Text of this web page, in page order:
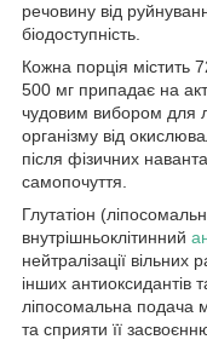
речовину від
біодоступність.
Кожна порція містить
500 мг припадає на
чудовим вибором для
організму від
після фізичних
самопочуття.
Глутатіон
внутрішньоклітинний
нейтралізації вільних
інших антиоксидантів
ліпосомальна подача
та сприяти її